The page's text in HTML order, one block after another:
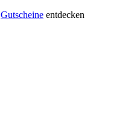
Gutscheine entdecken